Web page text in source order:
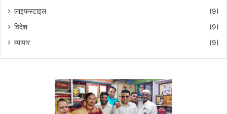
लाइफस्टाइल
(9)
विदेश
(9)
व्यापार
(9)